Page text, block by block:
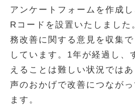
アンケートフォームを作成
Rコードを設置いたしました
務改善に関する意見を収集
しています。1年が経過し、
えることは難しい状況では
声のおかげで改善につなが
ます。